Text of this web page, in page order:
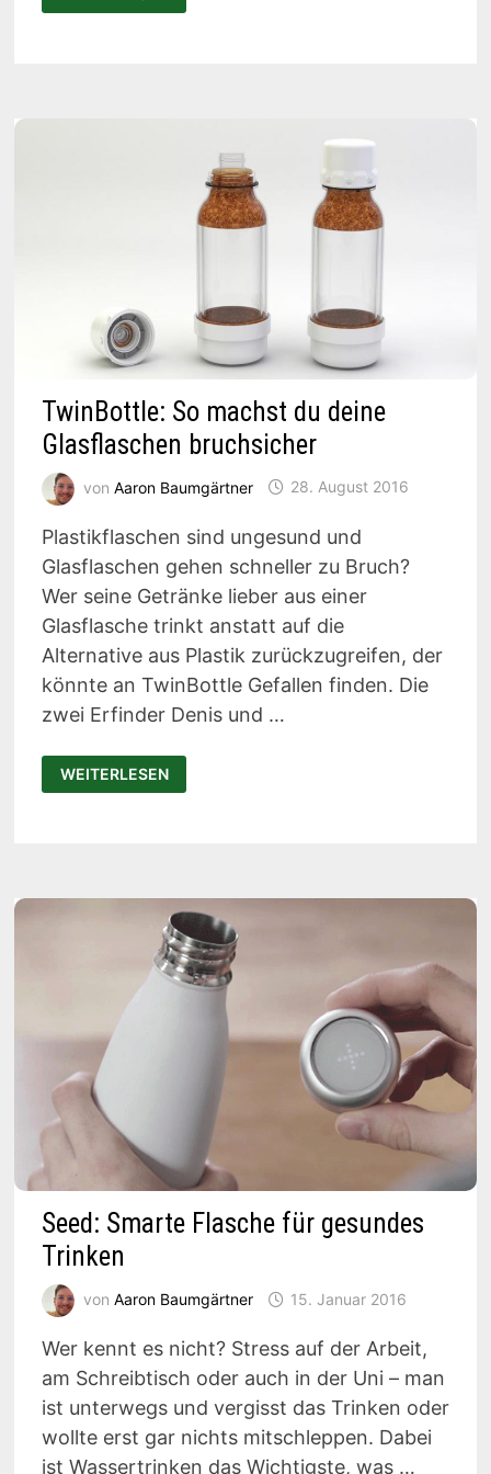
FLASCHE
TwinBottle: So machst du deine
Glasflaschen bruchsicher
von Aaron Baumgärtner 28. August 2016
Plastikflaschen sind ungesund und
Glasflaschen gehen schneller zu Bruch?
Wer seine Getränke lieber aus einer
Glasflasche trinkt anstatt auf die
Alternative aus Plastik zurückzugreifen, der
könnte an TwinBottle Gefallen finden. Die
zwei Erfinder Denis und …
TWINBOTTLE:
SO
MACHST
WEITERLESEN
Seed: Smarte Flasche für gesundes
Trinken
von Aaron Baumgärtner 15. Januar 2016
Wer kennt es nicht? Stress auf der Arbeit,
am Schreibtisch oder auch in der Uni – man
ist unterwegs und vergisst das Trinken oder
wollte erst gar nichts mitschleppen. Dabei
ist Wassertrinken das Wichtigste, was …